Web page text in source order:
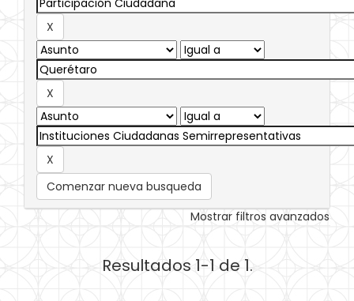
Comenzar nueva busqueda
Mostrar filtros avanzados
Resultados 1-1 de 1.